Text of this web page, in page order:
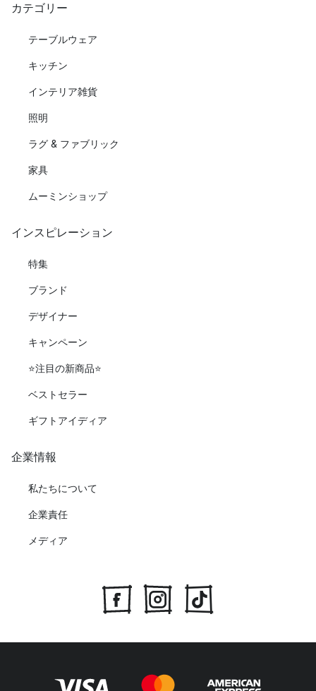
カテゴリー
テーブルウェア
キッチン
インテリア雑貨
照明
ラグ & ファブリック
家具
ムーミンショップ
インスピレーション
特集
ブランド
デザイナー
キャンペーン
⭐️注目の新商品⭐️
ベストセラー
ギフトアイディア
企業情報
私たちについて
企業責任
メディア